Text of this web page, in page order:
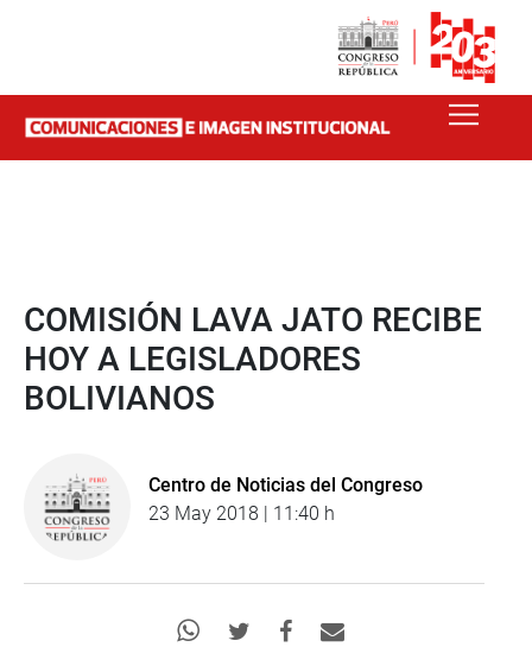
COMISIÓN LAVA JATO RECIBE
HOY A LEGISLADORES
BOLIVIANOS
Centro de Noticias del Congreso
23 May 2018 | 11:40 h